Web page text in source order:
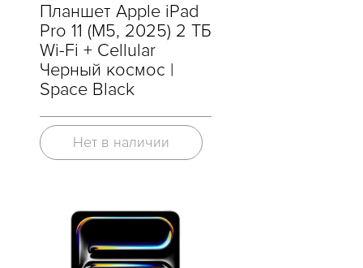
Планшет Apple iPad
Pro 11 (M5, 2025) 2 ТБ
Wi-Fi + Cellular
Черный космос |
Space Black
Нет в наличии